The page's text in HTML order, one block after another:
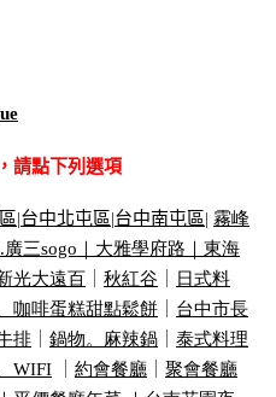
請點下列選項
|台中北屯區|台中南屯區| 霧峰
.廣三sogo 大雅學府路｜ 東海
光大遠百 秋紅谷
日式料
咖啡蛋糕甜點鬆餅
台中市長
排 鍋物。麻辣鍋
泰式料理
WIFI 約會餐廳
聚會餐廳